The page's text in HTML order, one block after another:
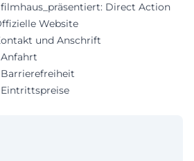
Direct Action
Website
und Anschrift